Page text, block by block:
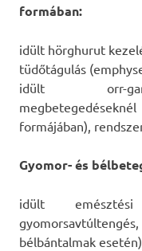
formában:
idült hörghurut
tüdőtágulás
idült orr-
formájában),
Gyomor- és
idült emésztési
bélbántalmak esetén)